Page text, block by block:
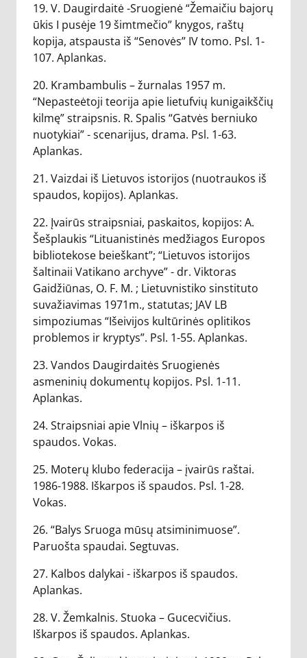
19. V. Daugirdaitė -Sruogienė “Žemaičiu bajorų
ūkis I pusėje 19 šimtmečio” knygos, raštų
kopija, atspausta iš “Senovės” IV tomo. Psl. 1-
107. Aplankas.
20. Krambambulis – žurnalas 1957 m.
“Nepasteėtoji teorija apie lietufvių kunigaikščių
kilmę” straipsnis. R. Spalis “Gatvės berniuko
nuotykiai” - scenarijus, drama. Psl. 1-63.
Aplankas.
21. Vaizdai iš Lietuvos istorijos (nuotraukos iš
spaudos, kopijos). Aplankas.
22. Įvairūs straipsniai, paskaitos, kopijos: A.
Šešplaukis “Lituanistinės medžiagos Europos
bibliotekose beieškant”; “Lietuvos istorijos
šaltinaii Vatikano archyve” - dr. Viktoras
Gaidžiūnas, O. F. M. ; Lietuvnistiko sinstituto
suvažiavimas 1971m., statutas; JAV LB
simpoziumas “Išeivijos kultūrinės oplitikos
problemos ir kryptys”. Psl. 1-55. Aplankas.
23. Vandos Daugirdaitės Sruogienės
asmeninių dokumentų kopijos. Psl. 1-11.
Aplankas.
24. Straipsniai apie Vlnių – iškarpos iš
spaudos. Vokas.
25. Moterų klubo federacija – įvairūs raštai.
1986-1988. Iškarpos iš spaudos. Psl. 1-28.
Vokas.
26. “Balys Sruoga mūsų atsiminimuose”.
Paruošta spaudai. Segtuvas.
27. Kalbos dalykai - iškarpos iš spaudos.
Aplankas.
28. V. Žemkalnis. Stuoka – Gucecvičius.
Iškarpos iš spaudos. Aplankas.